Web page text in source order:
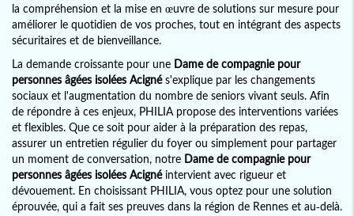
la compréhension et la mise en œuvre de solutions sur mesure pour
améliorer le quotidien de vos proches, tout en intégrant des aspects
sécuritaires et de bienveillance.
La demande croissante pour une Dame de compagnie pour
personnes âgées isolées Acignés'explique par les changements
sociaux et l'augmentation du nombre de seniors vivant seuls. Afin
de répondre à ces enjeux, PHILIA propose des interventions variées
et flexibles. Que ce soit pour aider à la préparation des repas,
assurer un entretien régulier du foyer ou simplement pour partager
un moment de conversation, notre Dame de compagnie pour
personnes âgées isolées Acignéintervient avec rigueur et
dévouement. En choisissant PHILIA, vous optez pour une solution
éprouvée, qui a fait ses preuves dans la région de Rennes et au-delà.